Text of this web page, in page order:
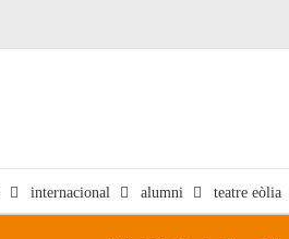
internacional alumni teatre eòlia